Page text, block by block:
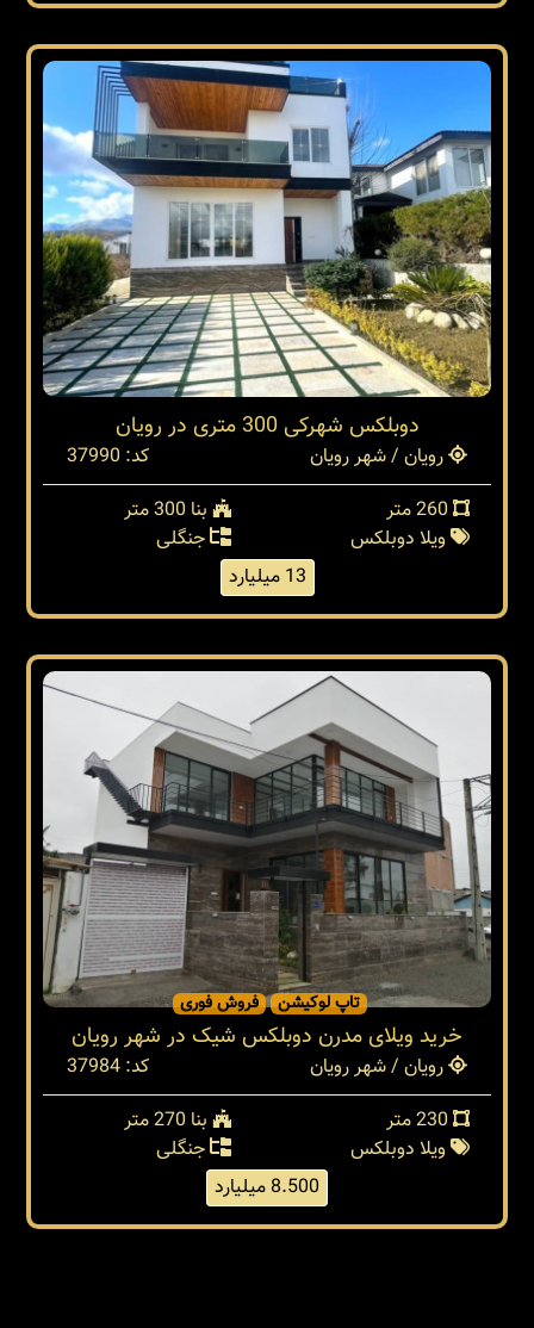
دوبلکس شهرکی 300 متری در رویان
رویان / شهر رویان
کد: 37990
بنا 300 متر
ویلا دوبلکس
جنگلی
13 میلیارد
تاپ لوکیشن فروش فوری
خرید ویلای مدرن دوبلکس شیک در شهر رویان
رویان / شهر رویان
کد: 37984
بنا 270 متر
ویلا دوبلکس
جنگلی
8.500 میلیارد